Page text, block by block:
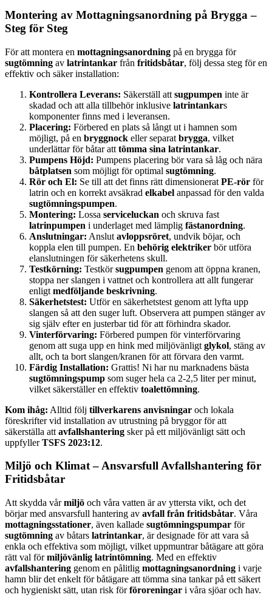
Montering av Mottagningsanordning på Brygga –
Steg för Steg
För att montera en mottagningsanordning på en brygga för
sugtömning av latrintankar från fritidsbåtar, följ dessa steg för en
effektiv och säker installation:
Kontrollera Leverans: Säkerställ att sugpumpen inte är
skadad och att alla tillbehör inklusive latrintankars
komponenter finns med i leveransen.
Placering: Förbered en plats så långt ut i hamnen som
möjligt, på en bryggnock eller separat brygga, vilket
underlättar för båtar att tömma sina latrintankar.
Pumpens Höjd: Pumpens placering bör vara så låg och nära
båtplatsen som möjligt för optimal sugtömning.
Rör och El: Se till att det finns rätt dimensionerat PE-rör för
latrin och en korrekt avsäkrad elkabel anpassad för den valda
sugtömningspumpen.
Montering: Lossa serviceluckan och skruva fast
latrinpumpen i underlaget med lämplig fästanordning.
Anslutningar: Anslut avloppsröret, undvik böjar, och
koppla elen till pumpen. En behörig elektriker bör utföra
elanslutningen för säkerhetens skull.
Testkörning: Testkörsugpumpen genom att öppna kranen,
stoppa ner slangen i vattnet och kontrollera att allt fungerar
enligt medföljande beskrivning.
Säkerhetstest: Utför en säkerhetstest genom att lyfta upp
slangen så att den suger luft. Observera att pumpen stänger av
sig själv efter en justerbar tid för att förhindra skador.
Vinterförvaring: Förbered pumpen för vinterförvaring
genom att suga upp en hink med miljövänligt glykol, stäng av
allt, och ta bort slangen/kranen för att förvara den varmt.
Färdig Installation: Grattis! Ni har nu marknadens bästa
sugtömningspump som suger hela ca 2-2,5 liter per minut,
vilket säkerställer en effektiv toalettömning.
Kom ihåg: Alltid följ tillverkarens anvisningar och lokala
föreskrifter vid installation av utrustning på bryggor för att
säkerställa att avfallshantering sker på ett miljövänligt sätt och
uppfyllerTSFS 2023:12.
Miljö och Klimat – Ansvarsfull Avfallshantering för
Fritidsbåtar
Att skydda vårmiljö och våra vatten är av yttersta vikt, och det
börjar med ansvarsfull hantering av avfall från fritidsbåtar. Våra
mottagningsstationer, även kallade sugtömningspumpar för
sugtömning av båtars latrintankar, är designade för att vara så
enkla och effektiva som möjligt, vilket uppmuntrar båtägare att göra
rätt val förmiljövänlig latrintömning. Med en effektiv
avfallshantering genom en pålitlig mottagningsanordning i varje
hamn blir det enkelt för båtägare att tömma sina tankar på ett säkert
och hygieniskt sätt, utan risk förföroreningar i våra sjöar och hav.